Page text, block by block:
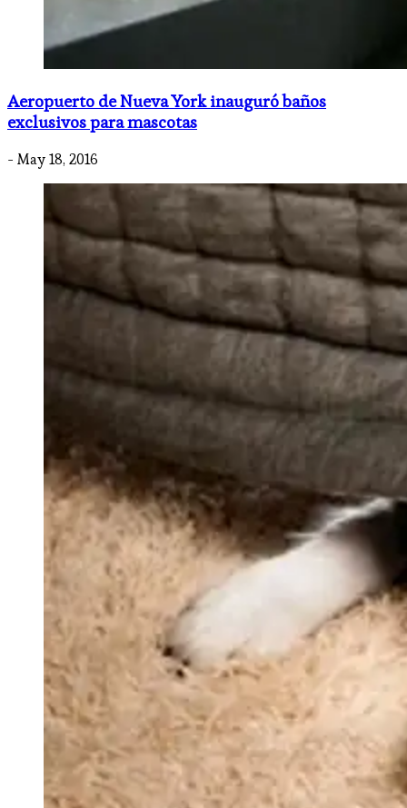
Aeropuerto de Nueva York inauguró baños
exclusivos para mascotas
- May 18, 2016